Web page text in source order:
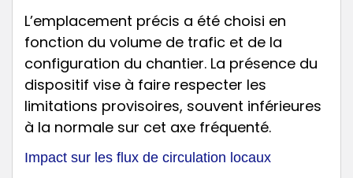
L’emplacement précis a été choisi en
fonction du volume de trafic et de la
configuration du chantier. La présence du
dispositif vise à faire respecter les
limitations provisoires, souvent inférieures
à la normale sur cet axe fréquenté.
Impact sur les flux de circulation locaux